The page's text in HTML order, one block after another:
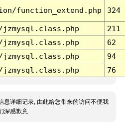
function_extend.php 324
211
62
94
76
息详细记录, 由此给您带来的访问不便我
深感歉意.